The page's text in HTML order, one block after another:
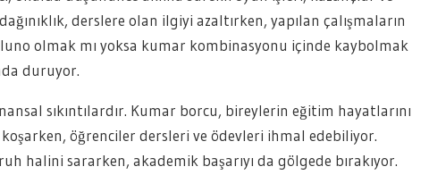
derslere olan ilgiyi azaltırken, yapılan çalışmaların
olmak mı yoksa kumar kombinasyonu içinde kaybolmak
duruyor.
sıkıntılardır. Kumar borcu, bireylerin eğitim hayatlarını
öğrenciler dersleri ve ödevleri ihmal edebiliyor.
halini sararken, akademik başarıyı da gölgede bırakıyor.